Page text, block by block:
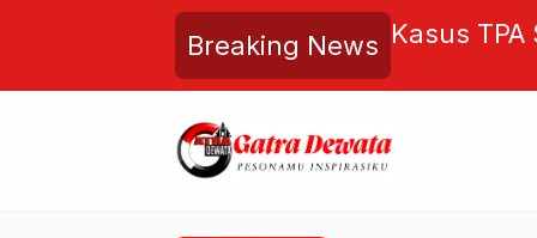
Breaking News
Bergulir! Penetapan
Penegakan Hukum
Dukung